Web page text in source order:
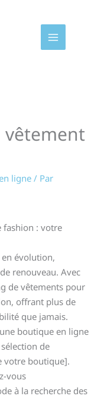
ligne/ Par
fashion : votre
évolution,
renouveau. Avec
de vêtements pour
offrant plus de
que jamais.
boutique en ligne
de
votre boutique].
vous
à la recherche des